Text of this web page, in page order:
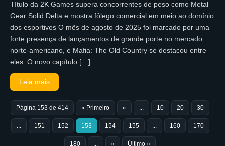
Título da 2K Games supera concorrentes de peso como Metal
Gear Solid Delta e mostra fôlego comercial em meio ao domínio
dos esportivos O mês de agosto de 2025 foi marcado por uma
forte presença de lançamentos de grande porte no mercado
norte-americano, e Mafia: The Old Country se destacou entre
eles. O novo capítulo […]
Leia mais
Página 153 de 414 « Primeiro « ... 10 20 30
... 151 152 153 154 155 ... 160 170
180 ... » Último »